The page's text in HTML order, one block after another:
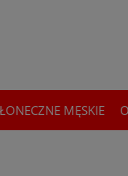
MĘSKIE